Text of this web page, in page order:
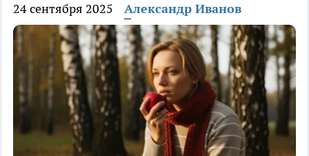
24 сентября 2025 Александр Иванов